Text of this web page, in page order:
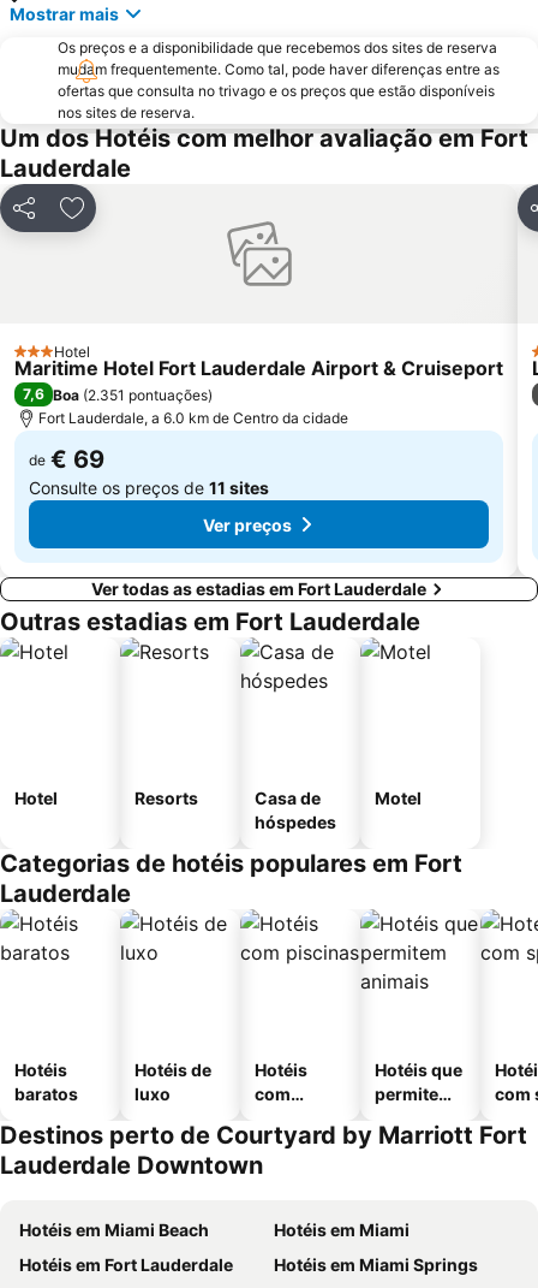
Ultra Music Festival
SoBe Unique
The Rock Boat
Miami International Mall
Fort Lauderdale Executive Airport
Bayside District
Midtown
Florida Grand Opera
Coral Way
Museum of Discovery and Science
Downtown Delray Beach
Omni
Mostrar mais
Os preços e a disponibilidade que recebemos dos sites de reserva
mudam frequentemente. Como tal, pode haver diferenças entre as
ofertas que consulta no trivago e os preços que estão disponíveis
nos sites de reserva.
Um dos Hotéis com melhor avaliação em Fort
Lauderdale
PartilharAdicionar aos favoritos
3 Estrelas
Hotel
Maritime Hotel Fort Lauderdale Airport & Cruiseport
7,6 Boa (2.351 pontuações)
Fort Lauderdale, a 6.0 km de Centro da cidade
de € 69
Consulte os preços de 11 sites
Ver preços
Ver todas as estadias em Fort Lauderdale
Outras estadias em Fort Lauderdale
Hotel Resorts
Casa de
hóspedes
Motel
Categorias de hotéis populares em Fort
Lauderdale
Hotéis
baratos
Hotéis de
luxo
Hotéis
com
Hotéis que
permitem
com
Destinos perto de Courtyard by Marriott Fort
Lauderdale Downtown
Hotéis em Miami Beach
Hotéis em Miami
Hotéis em Fort Lauderdale
Hotéis em Miami Springs